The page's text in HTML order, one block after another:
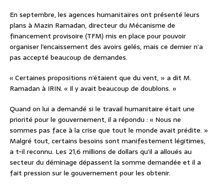
En septembre, les agences humanitaires ont présenté leurs
plans à Mazin Ramadan, directeur du Mécanisme de
financement provisoire (TFM) mis en place pour pouvoir
organiser l’encaissement des avoirs gelés, mais ce dernier n’a
pas accepté beaucoup de demandes.
« Certaines propositions n’étaient que du vent, » a dit M.
Ramadan à IRIN. « Il y avait beaucoup de doublons. »
Quand on lui a demandé si le travail humanitaire était une
priorité pour le gouvernement, il a répondu : « Nous ne
sommes pas face à la crise que tout le monde avait prédite. »
Malgré tout, certains besoins sont manifestement légitimes,
a t-il reconnu. Les 21,6 millions de dollars qu’il a alloués au
secteur du déminage dépassent la somme demandée et il a
fait pression sur le gouvernement pour les obtenir.